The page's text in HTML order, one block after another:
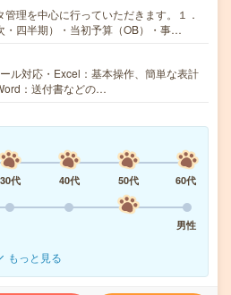
管理を中心に行っていただきます。１．
・四半期）・当初予算（OB）・事…
ル対応・Excel：基本操作、簡単な表計
：送付書などの…
30代 40代 50代
60代
男性
もっと見る